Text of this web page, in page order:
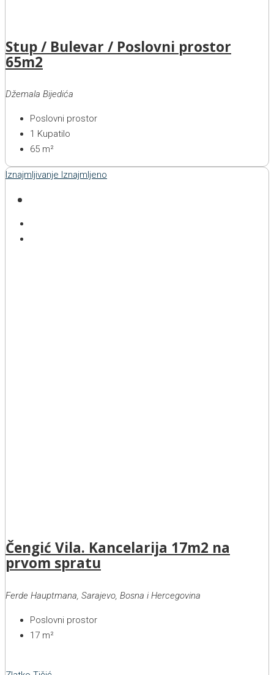
Stup / Bulevar / Poslovni prostor
65m2
Džemala Bijedića
Poslovni prostor
1 Kupatilo
65 m²
Iznajmljivanje Iznajmljeno
Čengić Vila. Kancelarija 17m2 na
prvom spratu
Ferde Hauptmana, Sarajevo, Bosna i Hercegovina
Poslovni prostor
17 m²